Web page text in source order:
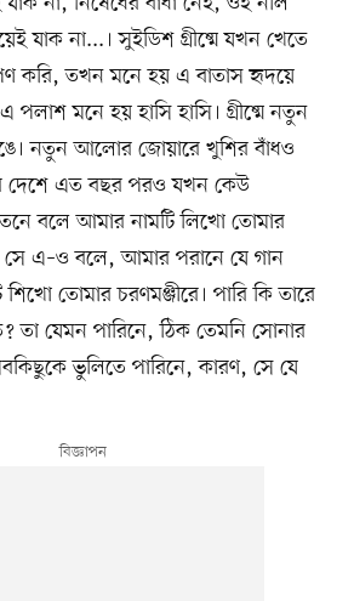
যাক না...। সুইডিশ গ্রীষ্মে যখন খেতে
করি, তখন মনে হয় এ বাতাস হৃদয়ে
মনে হয় হাসি হাসি। গ্রীষ্মে নতুন
নতুন আলোর জোয়ারে খুশির বাঁধও
দেশে এত বছর পরও যখন কেউ
বলে আমার নামটি লিখো তোমার
সে এ–ও বলে, আমার পরানে যে গান
শিখো তোমার চরণমঞ্জীরে। পারি কি তারে
তা যেমন পারিনে, ঠিক তেমনি সোনার
ভুলিতে পারিনে, কারণ, সে যে